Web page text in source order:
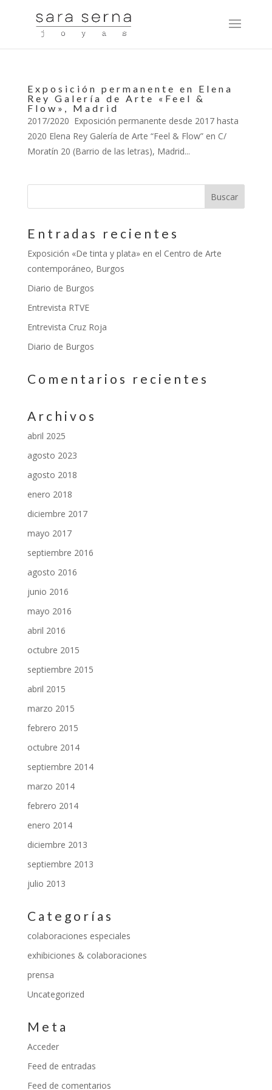
Exposición permanente en Elena
Rey Galería de Arte «Feel &
Flow», Madrid
2017/2020 Exposición permanente desde 2017 hasta
2020 Elena Rey Galería de Arte “Feel & Flow” en C/
Moratín 20 (Barrio de las letras), Madrid...
Entradas recientes
Exposición «De tinta y plata» en el Centro de Arte
contemporáneo, Burgos
Diario de Burgos
Entrevista RTVE
Entrevista Cruz Roja
Diario de Burgos
Comentarios recientes
Archivos
abril 2025
agosto 2023
agosto 2018
enero 2018
diciembre 2017
mayo 2017
septiembre 2016
agosto 2016
junio 2016
mayo 2016
abril 2016
octubre 2015
septiembre 2015
abril 2015
marzo 2015
febrero 2015
octubre 2014
septiembre 2014
marzo 2014
febrero 2014
enero 2014
diciembre 2013
septiembre 2013
julio 2013
Categorías
colaboraciones especiales
exhibiciones & colaboraciones
prensa
Uncategorized
Meta
Acceder
Feed de entradas
Feed de comentarios